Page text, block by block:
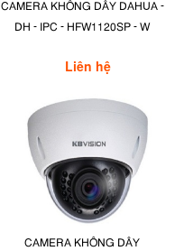
CAMERA KHÔNG DÂY DAHUA -
DH - IPC - HFW1120SP - W
Liên hệ
CAMERA KHÔNG DÂY